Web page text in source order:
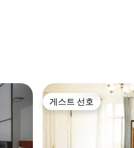
게스트 선호
게스트 선호